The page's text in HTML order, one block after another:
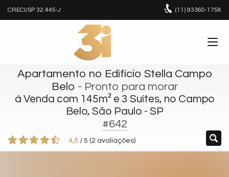
CRECI/SP 32.445-J (11) 93360-1758
Apartamento no Edifício Stella Campo
Belo - Pronto para morar
à Venda com 145m² e 3 Suítes, no Campo
Belo, São Paulo - SP
#642
4,5 / 5 (2 avaliações)